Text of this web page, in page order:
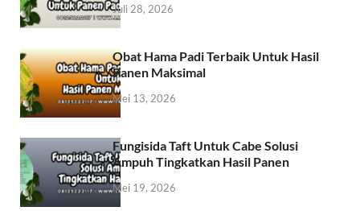
Juli 28, 2026
Obat Hama Padi Terbaik Untuk Hasil
Panen Maksimal
Mei 13, 2026
Fungisida Taft Untuk Cabe Solusi
Ampuh Tingkatkan Hasil Panen
Mei 19, 2026